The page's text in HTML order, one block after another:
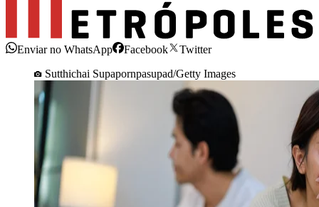
Enviar no WhatsApp Facebook
Twitter
Sutthichai Supapornpasupad/Getty Images